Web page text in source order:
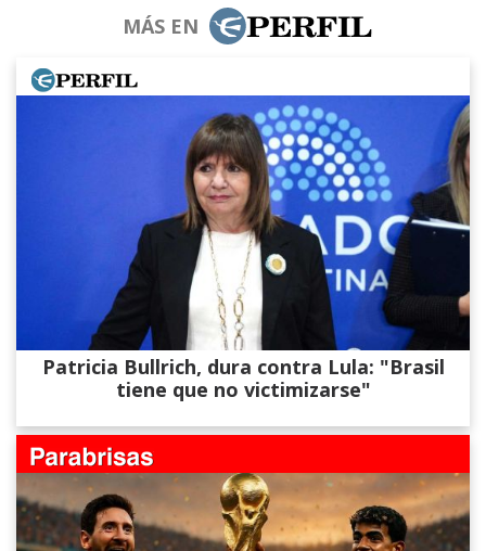
MÁS EN
Patricia Bullrich, dura contra Lula: "Brasil
tiene que no victimizarse"